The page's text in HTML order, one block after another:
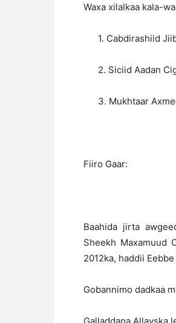
Waxa xilalkaa kala-
1. Cabdirashiid
2. Siciid Aadan
3. Mukhtaar
Fiiro Gaar:
Baahida jirta
Sheekh Maxamuud
2012ka, haddii
Gobannimo dadkaa
Galladdana Allayska